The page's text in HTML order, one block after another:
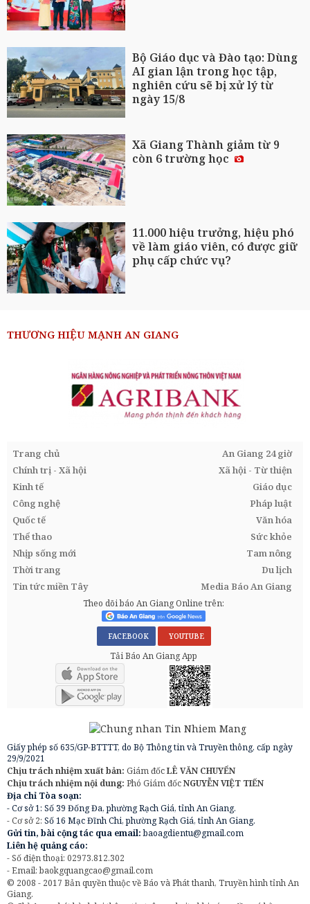
Bộ Giáo dục và Đào tạo: Dùng
AI gian lận trong học tập,
nghiên cứu sẽ bị xử lý từ
ngày 15/8
Xã Giang Thành giảm từ 9
còn 6 trường học
11.000 hiệu trưởng, hiệu phó
về làm giáo viên, có được giữ
phụ cấp chức vụ?
THƯƠNG HIỆU MẠNH AN GIANG
Trang chủ
An Giang 24 giờ
Chính trị - Xã hội
Xã hội - Từ thiện
Kinh tế
Giáo dục
Công nghệ
Pháp luật
Quốc tế
Văn hóa
Thể thao
Sức khỏe
Nhịp sống mới
Tam nông
Thời trang
Du lịch
Tin tức miền Tây
Media Báo An Giang
Theo dõi báo An Giang Online trên:
FACEBOOK YOUTUBE
Tải Báo An Giang App
Giấy phép số 635/GP-BTTTT, do Bộ Thông tin và Truyền thông, cấp ngày
29/9/2021
Chịu trách nhiệm xuất bản: Giám đốcLÊ VĂN CHUYỂN
Chịu trách nhiệm nội dung: Phó Giám đốcNGUYỄN VIỆT TIẾN
Địa chỉ Tòa soạn:
- Cơ sở 1: Số 39 Đống Đa, phường Rạch Giá, tỉnh An Giang.
- Cơ sở 2: Số 16 Mạc Đĩnh Chi, phường Rạch Giá, tỉnh An Giang.
Gửi tin, bài cộng tác qua email:baoagdientu@gmail.com
Liên hệ quảng cáo:
- Số điện thoại: 02973.812.302
- Email:baokgquangcao@gmail.com
© 2008 - 2017 Bản quyền thuộc về Báo và Phát thanh, Truyền hình tỉnh An
Giang.